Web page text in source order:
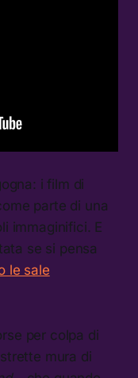
i film di
parte di una
immaginifici. E
se si pensa
le sale
per colpa di
mura di